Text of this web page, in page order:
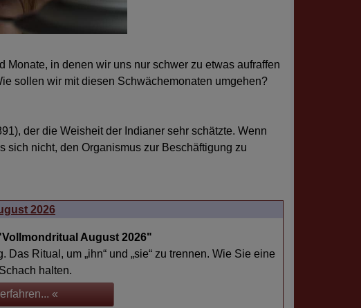
Monate, in denen wir uns nur schwer zu etwas aufraffen
sollen wir mit diesen Schwächemonaten umgehen?
der die Weisheit der Indianer sehr schätzte. Wenn
sich nicht, den Organismus zur Beschäftigung zu
2026
August 2026"
Ritual, um „ihn“ und „sie“ zu trennen. Wie Sie eine
halten.
«